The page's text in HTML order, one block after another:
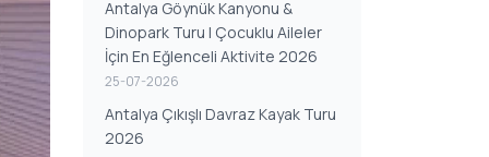
Antalya Göynük Kanyonu &
Dinopark Turu | Çocuklu Aileler
İçin En Eğlenceli Aktivite 2026
25-07-2026
Antalya Çıkışlı Davraz Kayak Turu
2026